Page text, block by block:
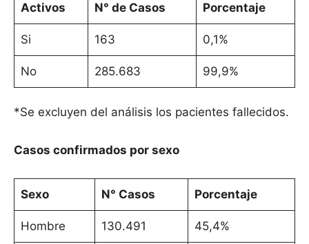
Activos N° de Casos Porcentaje
Si 163 0,1%
No 285.683 99,9%
*Se excluyen del análisis los pacientes fallecidos.
Casos confirmados por sexo
Sexo N° Casos Porcentaje
Hombre 130.491 45,4%